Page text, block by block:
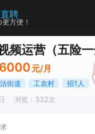
频运营（五险
元/月
街道 工农村
招1人
浏览：332次
聘
方便！